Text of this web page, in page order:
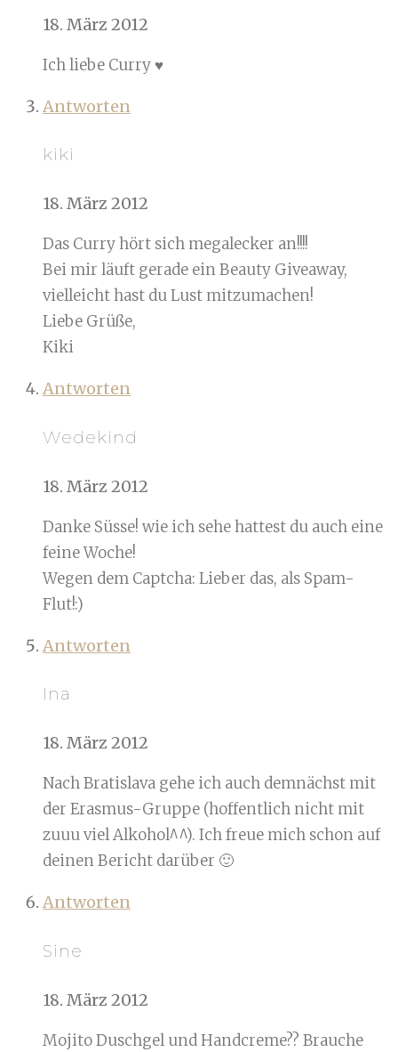
18. März 2012
Ich liebe Curry ♥
Antworten
kiki
18. März 2012
Das Curry hört sich megalecker an!!!!
Bei mir läuft gerade ein Beauty Giveaway,
vielleicht hast du Lust mitzumachen!
Liebe Grüße,
Kiki
Antworten
Wedekind
18. März 2012
Danke Süsse! wie ich sehe hattest du auch eine
feine Woche!
Wegen dem Captcha: Lieber das, als Spam-
Flut!:)
Antworten
Ina
18. März 2012
Nach Bratislava gehe ich auch demnächst mit
der Erasmus-Gruppe (hoffentlich nicht mit
zuuu viel Alkohol^^). Ich freue mich schon auf
deinen Bericht darüber 🙂
Antworten
Sine
18. März 2012
Mojito Duschgel und Handcreme?? Brauche